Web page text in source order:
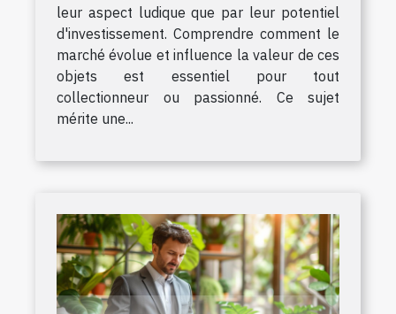
leur aspect ludique que par leur potentiel
d'investissement. Comprendre comment le
marché évolue et influence la valeur de ces
objets est essentiel pour tout
collectionneur ou passionné. Ce sujet
mérite une...